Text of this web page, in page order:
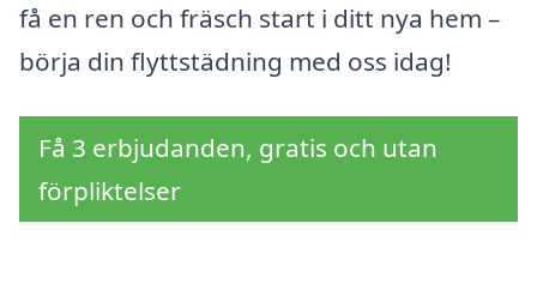
få en ren och fräsch start i ditt nya hem –
börja din flyttstädning med oss idag!
Få 3 erbjudanden, gratis och utan
förpliktelser